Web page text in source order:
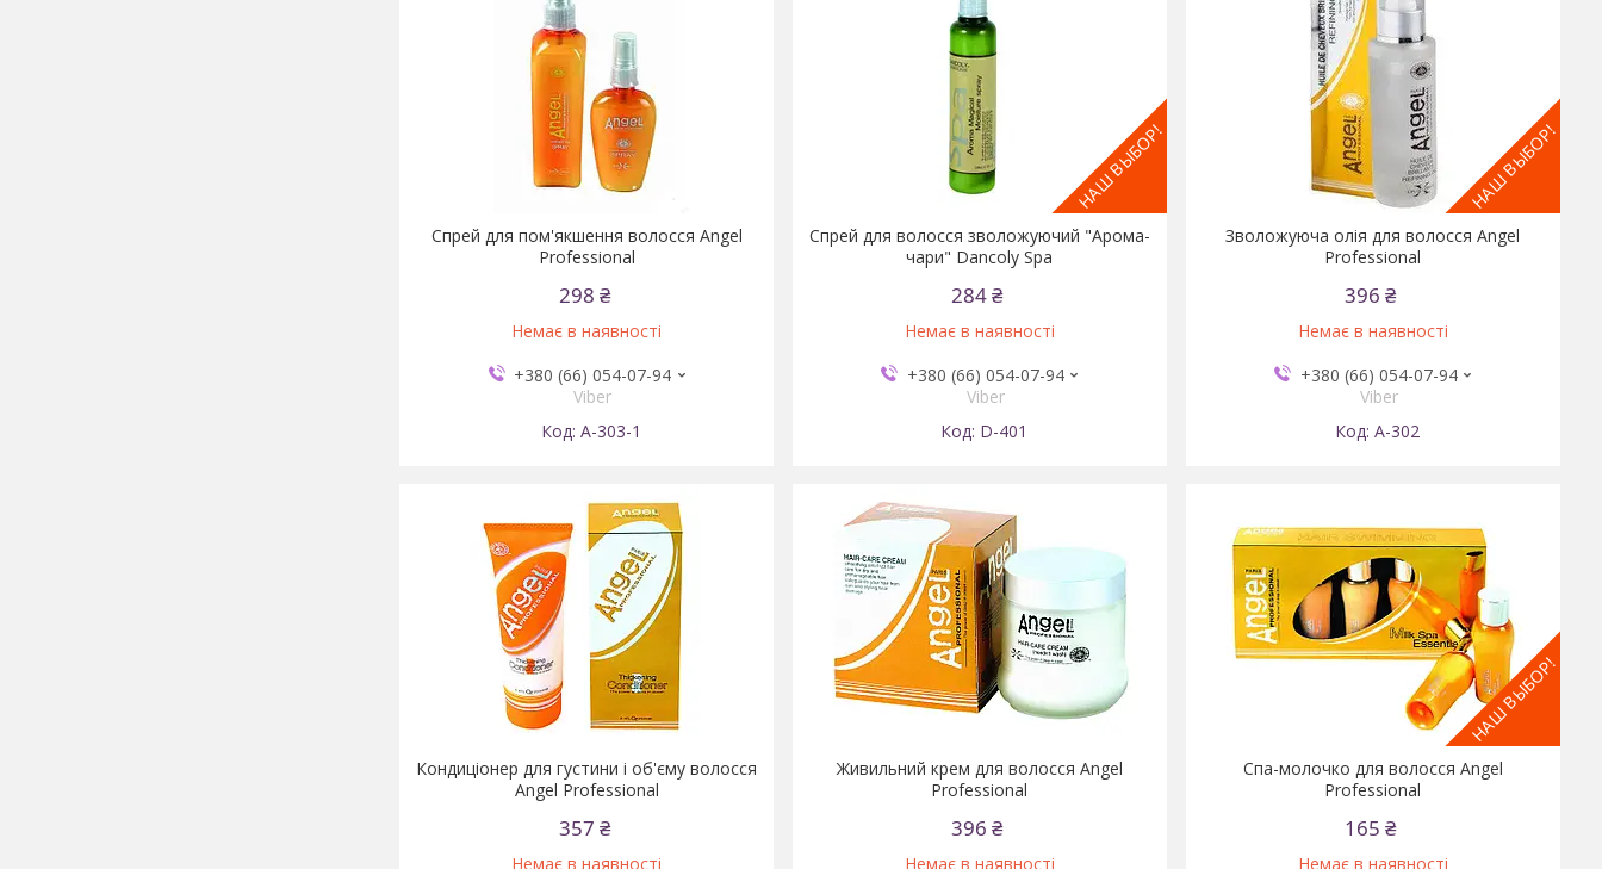
Спрей для пом'якшення волосся Angel
Professional
298 ₴
Немає в наявності
+380 (66) 054-07-94
Viber
А-303-1
НАШ ВЫБОР!
Спрей для волосся зволожуючий "Арома-
чари" Dancoly Spa
284 ₴
Немає в наявності
+380 (66) 054-07-94
Viber
D-401
НАШ ВЫБОР!
Зволожуюча олія для волосся Angel
Professional
396 ₴
Немає в наявності
+380 (66) 054-07-94
Viber
А-302
Кондиціонер для густини і об'єму волосся
Angel Professional
357 ₴
Немає в наявності
Живильний крем для волосся Angel
Professional
396 ₴
Немає в наявності
НАШ ВЫБОР!
Спа-молочко для волосся Angel
Professional
165 ₴
Немає в наявності